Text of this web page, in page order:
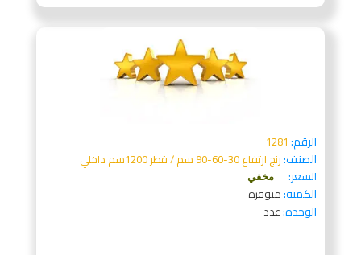
الرقم: 1281
الصنف:رنج ارتفاع 30-60-90 سم / قطر 1200سم داخلي
السعر:
مخفي
الكميه:متوفرة
الوحده:عدد